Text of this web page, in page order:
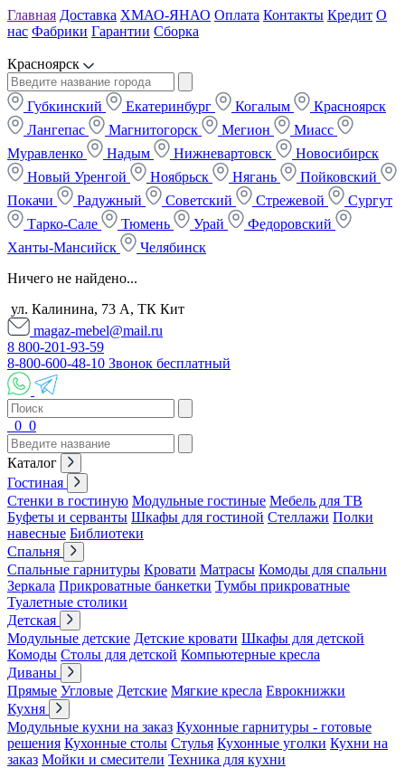
Главная Доставка ХМАО-ЯНАО Оплата Контакты Кредит О
нас Фабрики Гарантии Сборка
Красноярск
Губкинский Екатеринбург Когалым
Красноярск
Лангепас
Магнитогорск Мегион
Миасс
Муравленко
Надым Нижневартовск
Новосибирск
Новый Уренгой
Ноябрьск Нягань
Пойковский
Покачи
Радужный Советский Стрежевой
Сургут
Тарко-Сале
Тюмень Урай
Федоровский
Ханты-Мансийск
Челябинск
Ничего не найдено...
ул. Калинина, 73 А, ТК Кит
magaz-mebel@mail.ru
8 800-201-93-59
8-800-600-48-10 Звонок бесплатный
0 0
Каталог
Гостиная
Стенки в гостиную Модульные гостиные Мебель для ТВ
Буфеты и серванты Шкафы для гостиной Стеллажи Полки
навесные Библиотеки
Спальня
Спальные гарнитуры Кровати Матрасы Комоды для спальни
Зеркала Прикроватные банкетки Тумбы прикроватные
Туалетные столики
Детская
Модульные детские Детские кровати Шкафы для детской
Комоды Столы для детской Компьютерные кресла
Диваны
Прямые Угловые Детские Мягкие кресла Еврокнижки
Кухня
Модульные кухни на заказ Кухонные гарнитуры - готовые
решения Кухонные столы Стулья Кухонные уголки Кухни на
заказ Мойки и смесители Техника для кухни